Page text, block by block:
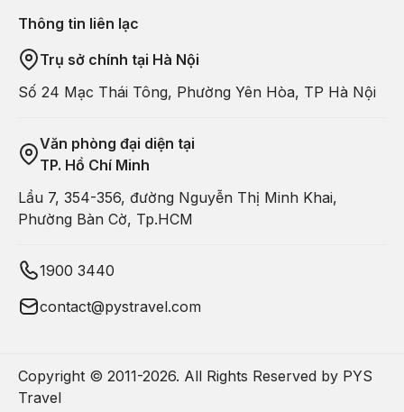
Thông tin liên lạc
Trụ sở chính tại Hà Nội
Số 24 Mạc Thái Tông, Phường Yên Hòa, TP Hà Nội
Văn phòng đại diện tại
TP. Hồ Chí Minh
Lầu 7, 354-356, đường Nguyễn Thị Minh Khai,
Phường Bàn Cờ, Tp.HCM
1900 3440
contact@pystravel.com
Copyright © 2011-2026. All Rights Reserved by PYS
Travel